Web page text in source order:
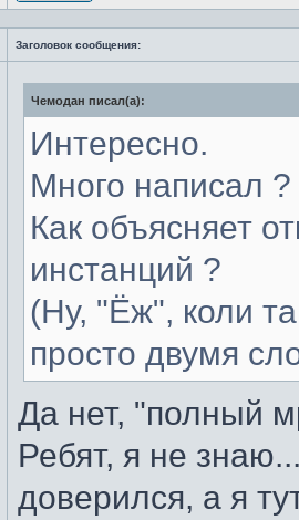
Профиль
Заголовок сообщения:
Чемодан писал(а):
Интересно.
Много написал ?
Как объясняет
инстанций ?
(Ну, "Ёж", коли
просто двумя
Да нет, "полный
Ребят, я не
доверился, а я